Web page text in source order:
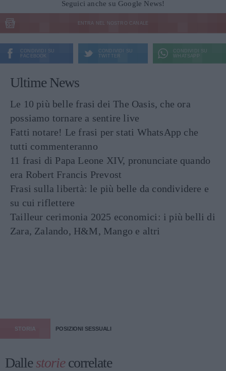
Seguici anche su Google News!
ENTRA NEL NOSTRO CANALE
CONDIVIDI SU
FACEBOOK
CONDIVIDI SU
TWITTER
CONDIVIDI SU
WHATSAPP
Ultime News
Le 10 più belle frasi dei The Oasis, che ora
possiamo tornare a sentire live
Fatti notare! Le frasi per stati WhatsApp che
tutti commenteranno
11 frasi di Papa Leone XIV, pronunciate quando
era Robert Francis Prevost
Frasi sulla libertà: le più belle da condividere e
su cui riflettere
Tailleur cerimonia 2025 economici: i più belli di
Zara, Zalando, H&M, Mango e altri
STORIA POSIZIONI SESSUALI
Dallestoriecorrelate